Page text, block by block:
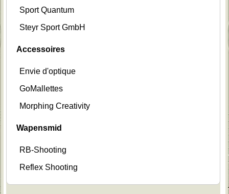
Sport Quantum
Steyr Sport GmbH
Accessoires
Envie d'optique
GoMallettes
Morphing Creativity
Wapensmid
RB-Shooting
Reflex Shooting